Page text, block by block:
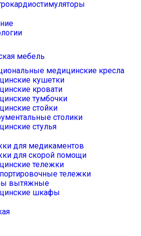
мебель
медицинские кресла
кушетки
кровати
тумбочки
стойки
столики
стулья
для медикаментов
для скорой помощи
тележки
тележки
вытяжные
шкафы